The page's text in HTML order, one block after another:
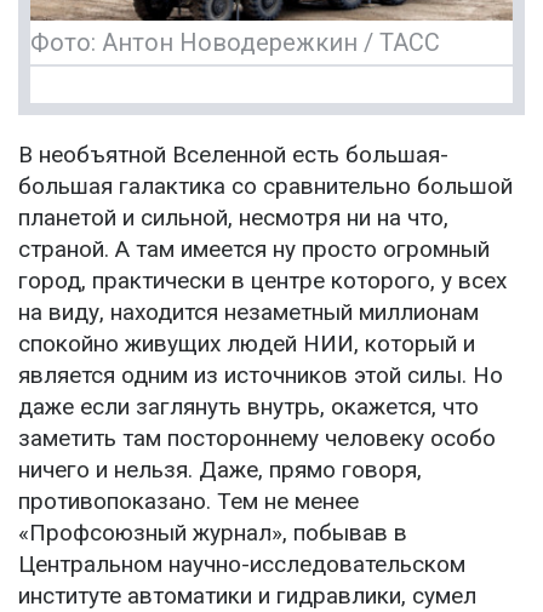
Фото: Антон Новодережкин / ТАСС
В необъятной Вселенной есть большая-
большая галактика со сравнительно большой
планетой и сильной, несмотря ни на что,
страной. А там имеется ну просто огромный
город, практически в центре которого, у всех
на виду, находится незаметный миллионам
спокойно живущих людей НИИ, который и
является одним из источников этой силы. Но
даже если заглянуть внутрь, окажется, что
заметить там постороннему человеку особо
ничего и нельзя. Даже, прямо говоря,
противопоказано. Тем не менее
«Профсоюзный журнал», побывав в
Центральном научно-исследовательском
институте автоматики и гидравлики, сумел